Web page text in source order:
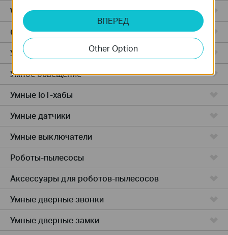
Wireless USB Adapters
Облачные камеры
Умные розетки
Умное освещение
Умные IoT-хабы
Умные датчики
Умные выключатели
Роботы-пылесосы
Аксессуары для роботов-пылесосов
Умные дверные звонки
Умные дверные замки
ВПЕРЕД
Other Option